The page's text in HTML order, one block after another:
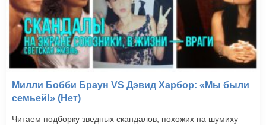
Милли Бобби Браун VS Дэвид Харбор: «Мы были
семьей!» (Нет)
Читаем подборку зведных скандалов, похожих на шумиху